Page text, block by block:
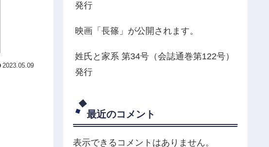
2023.05.09
発行
映画「長篠」が公開されます。
姓氏と家系 第34号（会誌通巻第122号）
発行
最近のコメント
表示できるコメントはありません。